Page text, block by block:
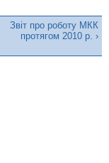
Звіт про роботу МКК
протягом 2010 р. ›